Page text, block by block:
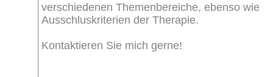
verschiedenen Themenbereiche, ebenso wie
Ausschluskriterien der Therapie.
Kontaktieren Sie mich gerne!